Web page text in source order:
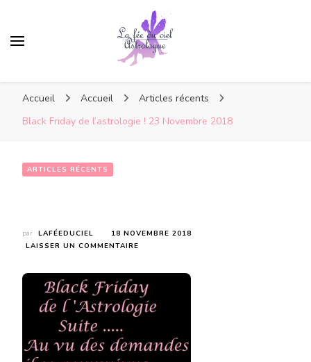
Accueil Accueil
Articles récents
Black Friday de l’astrologie ! 23 Novembre 2018
ARTICLES RÉCENTS
par LAFÉEDUCIEL
18 NOVEMBRE 2018
LAISSER UN COMMENTAIRE
DE
L’ASTROLOGIE
!
2018